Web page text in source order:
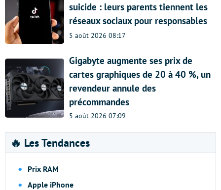
suicide : leurs parents tiennent les
réseaux sociaux pour responsables
5 août 2026 08:17
Gigabyte augmente ses prix de
cartes graphiques de 20 à 40 %, un
revendeur annule des
précommandes
5 août 2026 07:09
🔥 Les Tendances
Prix RAM
Apple iPhone